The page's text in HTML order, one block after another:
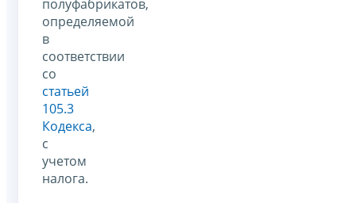
полуфабрикатов,
определяемой
в
соответствии
со
статьей
105.3
Кодекса,
с
учетом
налога.